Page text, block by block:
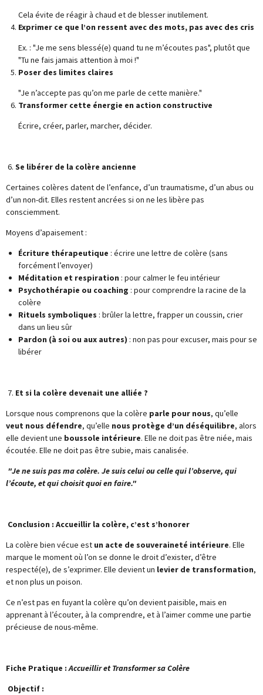
Cela évite de réagir à chaud et de blesser inutilement.
Exprimer ce que l’on ressent avec des mots, pas avec des cris
Ex. : "Je me sens blessé(e) quand tu ne m’écoutes pas", plutôt que
"Tu ne fais jamais attention à moi !"
Poser des limites claires
"Je n’accepte pas qu’on me parle de cette manière."
Transformer cette énergie en action constructive
Écrire, créer, parler, marcher, décider.
6. Se libérer de la colère ancienne
Certaines colères datent de l’enfance, d’un traumatisme, d’un abus ou
d’un non-dit. Elles restent ancrées si on ne les libère pas
consciemment.
Moyens d’apaisement :
Écriture thérapeutique : écrire une lettre de colère (sans
forcément l’envoyer)
Méditation et respiration : pour calmer le feu intérieur
Psychothérapie ou coaching : pour comprendre la racine de la
colère
Rituels symboliques : brûler la lettre, frapper un coussin, crier
dans un lieu sûr
Pardon (à soi ou aux autres) : non pas pour excuser, mais pour se
libérer
7. Et si la colère devenait une alliée ?
Lorsque nous comprenons que la colère parle pour nous, qu’elle
veut nous défendre, qu’elle nous protège d’un déséquilibre, alors
elle devient une boussole intérieure. Elle ne doit pas être niée, mais
écoutée. Elle ne doit pas être subie, mais canalisée.
"Je ne suis pas ma colère. Je suis celui ou celle qui l’observe, qui
l’écoute, et qui choisit quoi en faire."
Conclusion : Accueillir la colère, c’est s’honorer
La colère bien vécue est un acte de souveraineté intérieure. Elle
marque le moment où l’on se donne le droit d’exister, d’être
respecté(e), de s’exprimer. Elle devient un levier de transformation,
et non plus un poison.
Ce n’est pas en fuyant la colère qu’on devient paisible, mais en
apprenant à l’écouter, à la comprendre, et à l’aimer comme une partie
précieuse de nous-même.
Fiche Pratique :Accueillir et Transformer sa Colère
Objectif :